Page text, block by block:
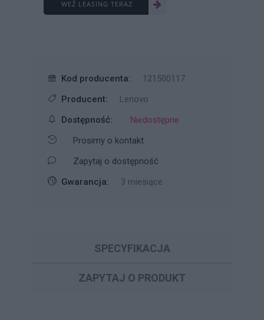
WEŹ LEASING TERAZ
Kod producenta:
121500117
Producent:
Lenovo
Dostępność:
Niedostępne
Prosimy o kontakt
Zapytaj o dostępność
Gwarancja:
3 miesiące
SPECYFIKACJA
ZAPYTAJ O PRODUKT